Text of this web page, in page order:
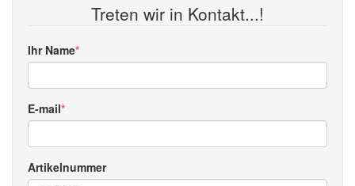
Treten wir in Kontakt...!
Ihr Name
E-mail
Artikelnummer